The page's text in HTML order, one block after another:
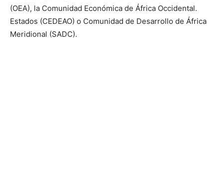
(OEA), la Comunidad Económica de África Occidental.
Estados (CEDEAO) o Comunidad de Desarrollo de África
Meridional (SADC).